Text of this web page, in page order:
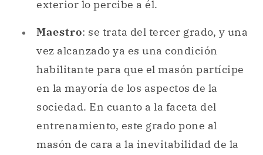
exterior lo percibe a él.
Maestro: se trata del tercer grado, y una
vez alcanzado ya es una condición
habilitante para que el masón partícipe
en la mayoría de los aspectos de la
sociedad. En cuanto a la faceta del
entrenamiento, este grado pone al
masón de cara a la inevitabilidad de la